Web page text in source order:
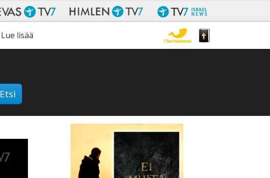
Lue lisää
Etsi